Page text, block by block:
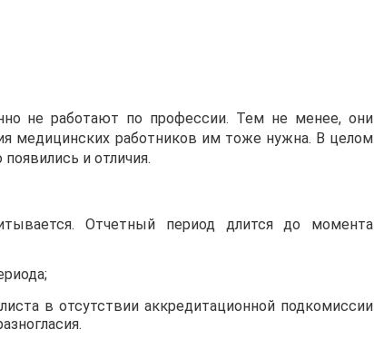
не работают по профессии. Тем не менее, они
медицинских работников им тоже нужна. В целом
и отличия.
Отчетный период длится до момента
в отсутствии аккредитационной подкомиссии